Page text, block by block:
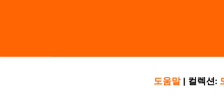
도움말| 컬렉션: